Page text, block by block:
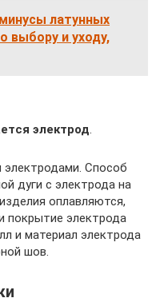
латунных
выбору и уходу,
электрод
Способ
дуги с электрода на
оплавляются,
покрытие электрода
и материал электрода
шов.